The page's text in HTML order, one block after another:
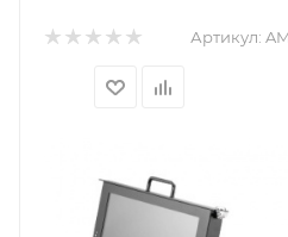
Артикул: